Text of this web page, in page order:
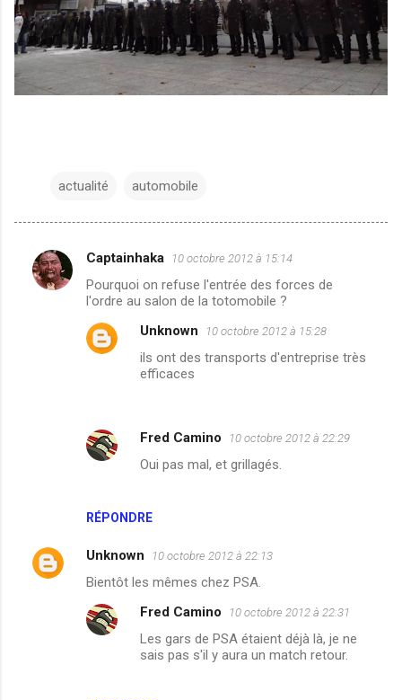
actualité automobile
C
o
Captainhaka 10 octobre 2012 à 15:14
Pourquoi on refuse l'entrée des forces de
l'ordre au salon de la totomobile ?
RÉPONDRE
Unknown 10 octobre 2012 à 15:28
ils ont des transports d'entreprise très
efficaces
Fred Camino 10 octobre 2012 à 22:29
Oui pas mal, et grillagés.
Unknown 10 octobre 2012 à 22:13
Bientôt les mêmes chez PSA.
Fred Camino 10 octobre 2012 à 22:31
Les gars de PSA étaient déjà là, je ne
sais pas s'il y aura un match retour.